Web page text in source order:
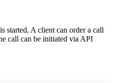
started. A client can order a call
call can be initiated via API